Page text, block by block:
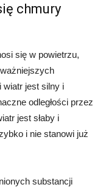
chmury
się w powietrzu,
wiatr jest silny i
odległości przez
jest słaby i
i nie stanowi już
substancji